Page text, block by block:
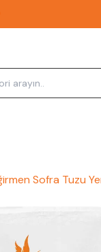
Sofra Tuzu